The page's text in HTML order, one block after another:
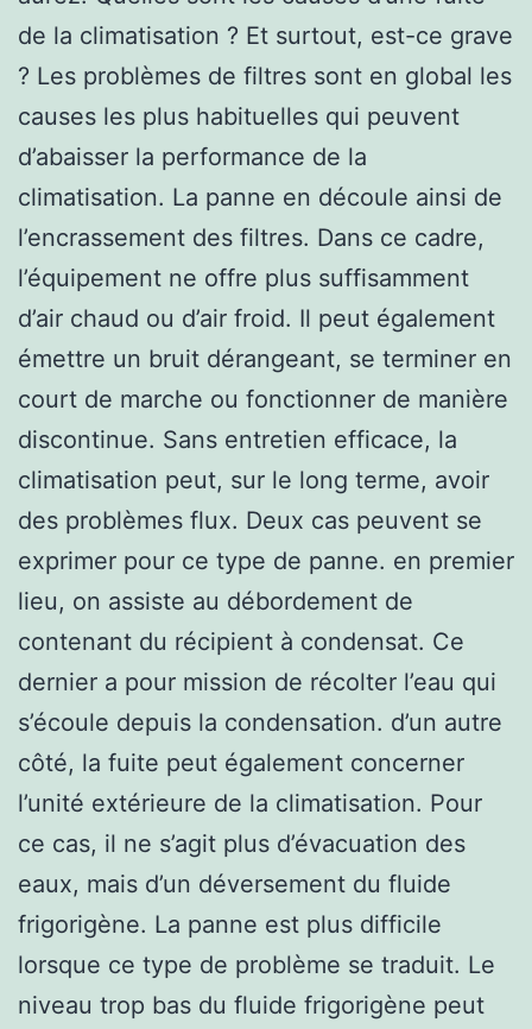
de la climatisation ? Et surtout, est-ce grave
? Les problèmes de filtres sont en global les
causes les plus habituelles qui peuvent
d’abaisser la performance de la
climatisation. La panne en découle ainsi de
l’encrassement des filtres. Dans ce cadre,
l’équipement ne offre plus suffisamment
d’air chaud ou d’air froid. Il peut également
émettre un bruit dérangeant, se terminer en
court de marche ou fonctionner de manière
discontinue. Sans entretien efficace, la
climatisation peut, sur le long terme, avoir
des problèmes flux. Deux cas peuvent se
exprimer pour ce type de panne. en premier
lieu, on assiste au débordement de
contenant du récipient à condensat. Ce
dernier a pour mission de récolter l’eau qui
s’écoule depuis la condensation. d’un autre
côté, la fuite peut également concerner
l’unité extérieure de la climatisation. Pour
ce cas, il ne s’agit plus d’évacuation des
eaux, mais d’un déversement du fluide
frigorigène. La panne est plus difficile
lorsque ce type de problème se traduit. Le
niveau trop bas du fluide frigorigène peut